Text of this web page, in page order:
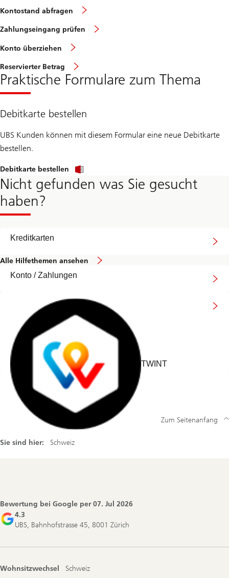
Kontostand abfragen
Zahlungseingang prüfen
Konto überziehen
Reservierter Betrag
Praktische Formulare zum Thema
Debitkarte bestellen
UBS Kunden können mit diesem Formular eine neue Debitkarte
bestellen.
Debitkarte bestellen
Nicht gefunden was Sie gesucht
haben?
Kreditkarten
Alle Hilfethemen ansehen
Konto / Zahlungen
TWINT
Sie sind hier: Schweiz
Zum Seitenanfang
Bewertung bei Google per07. Jul 2026
4.3
UBS, Bahnhofstrasse 45, 8001 Zürich
Wohnsitzwechsel Schweiz